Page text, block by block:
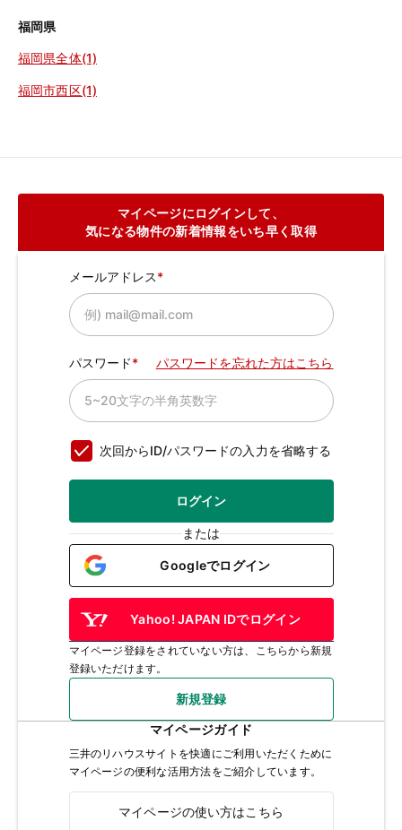
福岡県
福岡県全体(1)
福岡市西区(1)
マイページにログインして、
気になる物件の新着情報をいち早く取得
メールアドレス
パスワード パスワードを忘れた方はこちら
次回からID/パスワードの入力を省略する
ログイン
または
Googleでログイン
Yahoo! JAPAN IDでログイン
マイページ登録をされていない方は、こちらから新規
登録いただけます。
新規登録
マイページガイド
三井のリハウスサイトを快適にご利用いただくために
マイページの便利な活用方法をご紹介しています。
マイページの使い方はこちら